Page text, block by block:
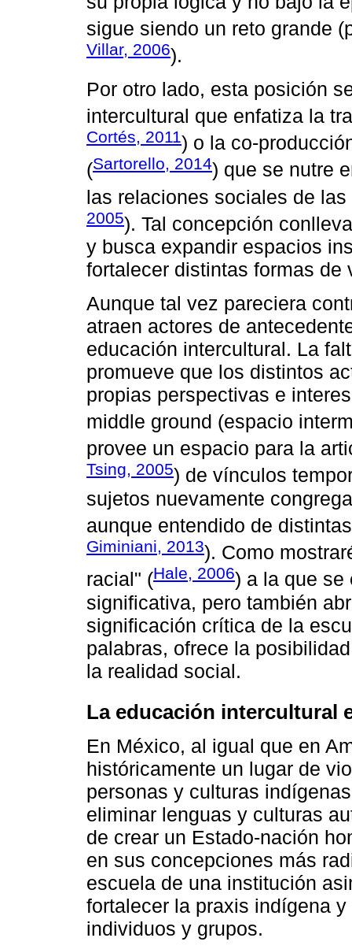
sigue siendo un reto grande
Villar, 2006).
Por otro lado, esta posición
intercultural que enfatiza la
Cortés, 2011) o la co-
(Sartorello, 2014) que se nutre
las relaciones sociales de
2005). Tal concepción
y busca expandir espacios
fortalecer distintas formas de
Aunque tal vez pareciera
atraen actores de
educación intercultural. La
promueve que los distintos
propias perspectivas e
middle ground (espacio
provee un espacio para la
Tsing, 2005) de vínculos
sujetos nuevamente
aunque entendido de
Giminiani, 2013). Como
racial" (Hale, 2006) a la que se
significativa, pero también
significación crítica de la
palabras, ofrece la
la realidad social.
La educación intercultural
En México, al igual que en
históricamente un lugar de
personas y culturas
eliminar lenguas y culturas
de crear un Estado-nación
en sus concepciones más
escuela de una institución
fortalecer la praxis indígena
individuos y grupos.